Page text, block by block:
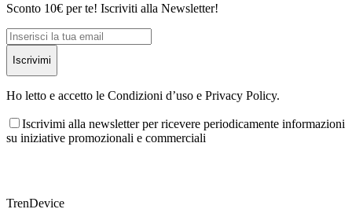
Sconto 10€ per te! Iscriviti alla Newsletter!
Iscrivimi
Ho letto e accetto le Condizioni d’uso e Privacy Policy.
Iscrivimi alla newsletter per ricevere periodicamente informazioni
su iniziative promozionali e commerciali
TrenDevice